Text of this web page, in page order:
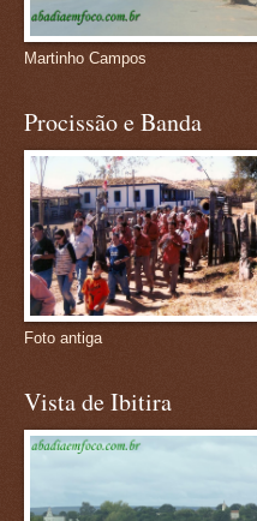
Martinho Campos
Procissão e Banda
Foto antiga
Vista de Ibitira